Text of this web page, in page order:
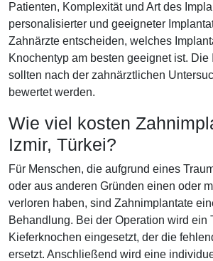
Patienten, Komplexität und Art des
personalisierter und geeigneter
Zahnärzte entscheiden, welches
Knochentyp am besten geeignet ist. Die
sollten nach der zahnärztlichen
bewertet werden.
Wie viel kosten
Izmir, Türkei?
Für Menschen, die aufgrund eines
oder aus anderen Gründen einen oder
verloren haben, sind Zahnimplantate
Behandlung. Bei der Operation wird ein
Kieferknochen eingesetzt, der die
ersetzt. Anschließend wird eine